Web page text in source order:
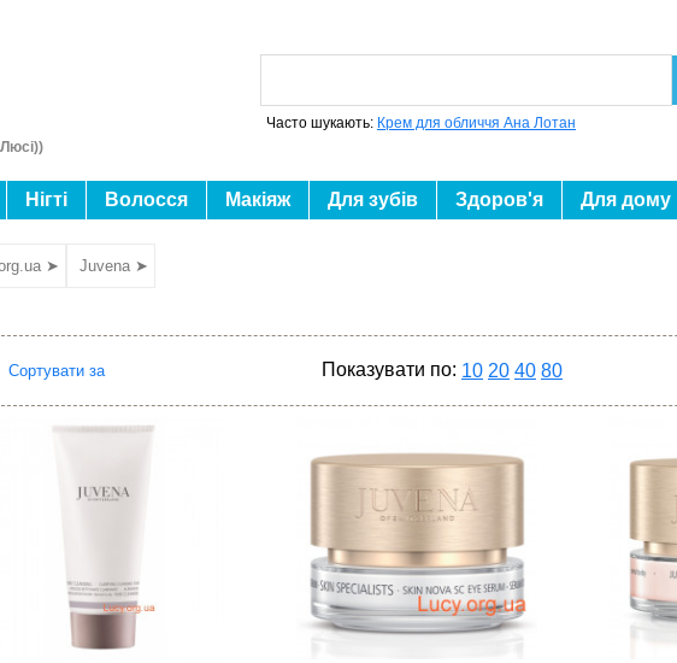
Часто шукають: Крем для обличчя Ана Лотан
Нігті Волосся Макіяж Для зубів Здоров'я Для дому
➤ Juvena ➤
Сортувати за Показувати по: 10 20 40 80